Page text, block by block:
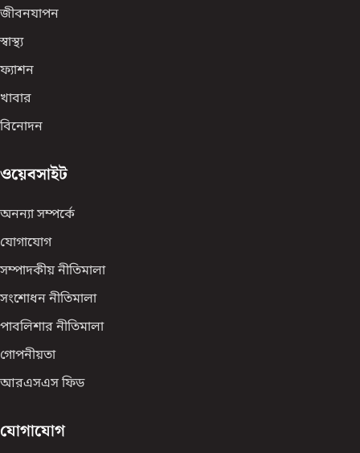
জীবনযাপন
স্বাস্থ্য
ফ্যাশন
খাবার
বিনোদন
ওয়েবসাইট
অনন্যা সম্পর্কে
যোগাযোগ
সম্পাদকীয় নীতিমালা
সংশোধন নীতিমালা
পাবলিশার নীতিমালা
গোপনীয়তা
আরএসএস ফিড
যোগাযোগ